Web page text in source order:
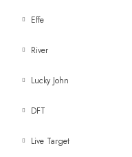
Effe
River
Lucky John
DFT
Live Target